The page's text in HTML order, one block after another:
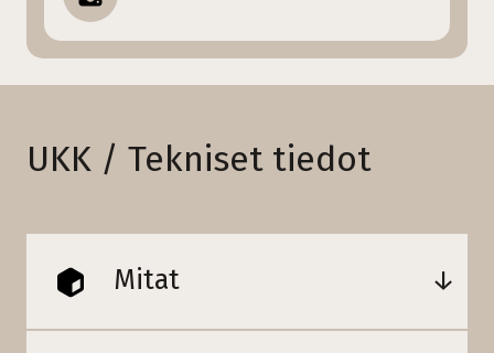
UKK / Tekniset tiedot
Mitat